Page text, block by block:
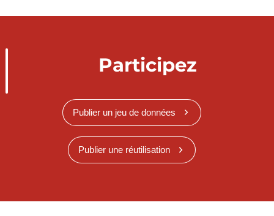
Participez
Publier un jeu de données
Publier une réutilisation